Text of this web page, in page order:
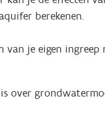
berekenen.
van je eigen
over